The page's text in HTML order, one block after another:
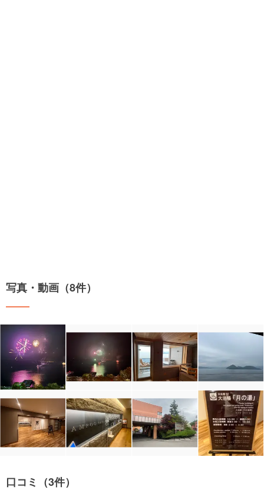
写真・動画（8件）
口コミ（3件）